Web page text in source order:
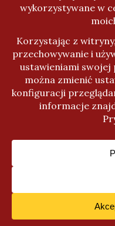
WordPress.org
Activello Temat stworzony
Ta strona wykorzystuje
śledzenie ruchu na stronie,
See privacy policy